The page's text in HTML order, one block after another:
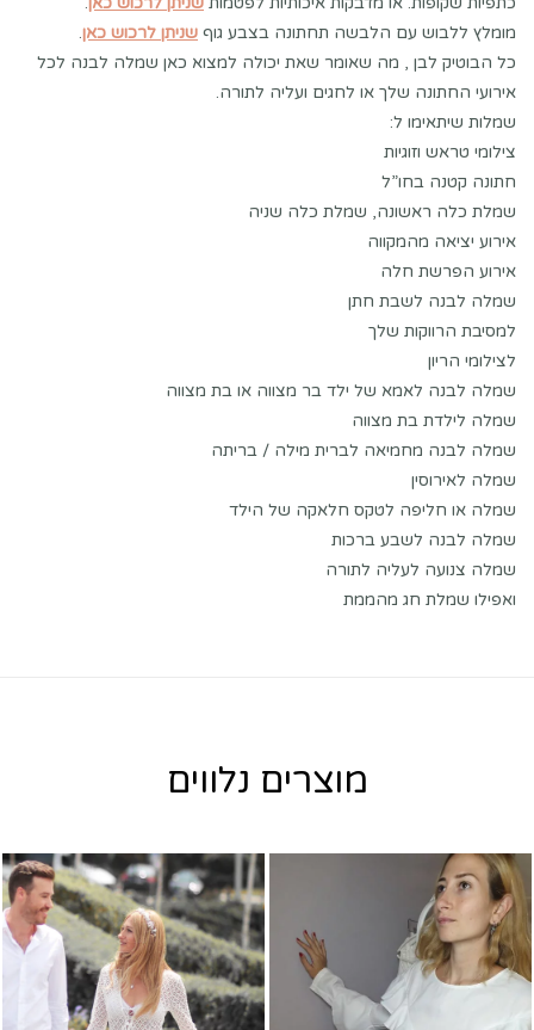
מומלץ ללבוש עם הלבשה תחתונה בצבע גוף שניתן לרכוש כאן.
כל הבוטיק לבן , מה שאומר שאת יכולה למצוא כאן שמלה לבנה לכל
אירועי החתונה שלך או לחגים ועליה לתורה.
שמלות שיתאימו ל:
צילומי טראש וזוגיות
חתונה קטנה בחו”ל
שמלת כלה ראשונה, שמלת כלה שניה
אירוע יציאה מהמקווה
אירוע הפרשת חלה
שמלה לבנה לשבת חתן
למסיבת הרווקות שלך
לצילומי הריון
שמלה לבנה לאמא של ילד בר מצווה או בת מצווה
שמלה לילדת בת מצווה
שמלה לבנה מחמיאה לברית מילה / בריתה
שמלה לאירוסין
שמלה או חליפה לטקס חלאקה של הילד
שמלה לבנה לשבע ברכות
שמלה צנועה לעליה לתורה
ואפילו שמלת חג מהממת
מוצרים נלווים